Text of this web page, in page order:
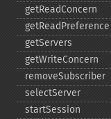
getReadConcern
getReadPreference
getServers
getWriteConcern
removeSubscriber
selectServer
startSession